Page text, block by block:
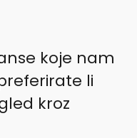
koje nam
li
kroz